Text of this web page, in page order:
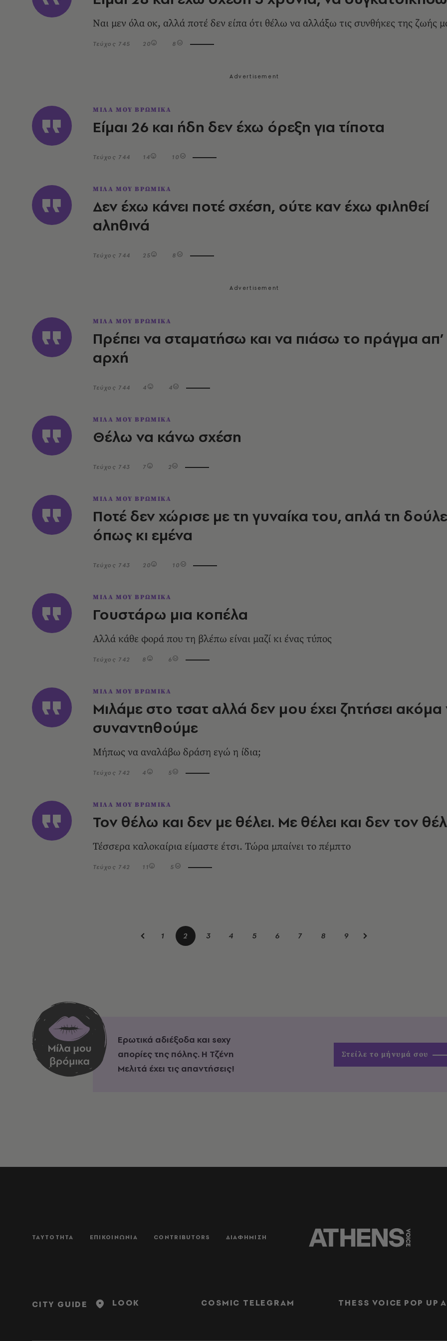
Ναι μεν όλα οκ, αλλά ποτέ δεν είπα ότι θέλω να αλλάξω τις συνθήκες της ζωής
Τεύχος 745 20 8
ΜΙΛΑ ΜΟΥ ΒΡΩΜΙΚΑ
Είμαι 26 και ήδη δεν έχω όρεξη για τίποτα
Τεύχος 744 14 10
ΜΙΛΑ ΜΟΥ ΒΡΩΜΙΚΑ
Δεν έχω κάνει ποτέ σχέση, ούτε καν έχω φιληθεί
αληθινά
Τεύχος 744 25 8
ΜΙΛΑ ΜΟΥ ΒΡΩΜΙΚΑ
Πρέπει να σταματήσω και να πιάσω το πράγμα απ’
αρχή
Τεύχος 744 4 4
ΜΙΛΑ ΜΟΥ ΒΡΩΜΙΚΑ
Θέλω να κάνω σχέση
Τεύχος 743 7 2
ΜΙΛΑ ΜΟΥ ΒΡΩΜΙΚΑ
Ποτέ δεν χώρισε με τη γυναίκα του, απλά τη
όπως κι εμένα
Τεύχος 743 20 10
ΜΙΛΑ ΜΟΥ ΒΡΩΜΙΚΑ
Γουστάρω μια κοπέλα
Αλλά κάθε φορά που τη βλέπω είναι μαζί κι ένας τύπος
Τεύχος 742 8 6
ΜΙΛΑ ΜΟΥ ΒΡΩΜΙΚΑ
Μιλάμε στο τσατ αλλά δεν μου έχει ζητήσει ακόμα
συναντηθούμε
Μήπως να αναλάβω δράση εγώ η ίδια;
Τεύχος 742 4 5
ΜΙΛΑ ΜΟΥ ΒΡΩΜΙΚΑ
Τον θέλω και δεν με θέλει. Με θέλει και δεν τον
Τέσσερα καλοκαίρια είμαστε έτσι. Τώρα μπαίνει το πέμπτο
Τεύχος 742 11 5
1 2 3 4 5 6 7 8 9
Ερωτικά αδιέξοδα και sexy
απορίες της πόλης. Η Τζένη
Μελιτά έχει τις απαντήσεις!
Στείλε το μήνυμά σου
ΤΑΥΤΟΤΗΤΑ ΕΠΙΚΟΙΝΩΝΙΑ CONTRIBUTORS ΔΙΑΦΗΜΙΣΗ
CITY GUIDE LOOK COSMIC TELEGRAM THESS VOICE POP UP